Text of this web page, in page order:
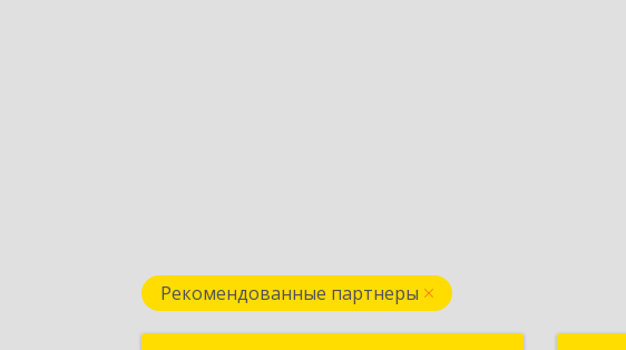
Рекомендованные партнеры